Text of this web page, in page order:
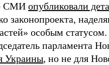
СМИ опубликовали
законопроекта,
особым
парламента
Украины, но не для